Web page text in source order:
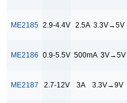
300mA 3V→3.3V
3A 3.6V→5V
ME2185 2.9-4.4V 2.5A 3.3V→5V
ME2186 0.9-5.5V 500mA 3V→5V
ME2187 2.7-12V 3A 3.3V→9V